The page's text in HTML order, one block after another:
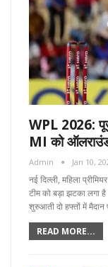
WPL 2026:
MI को
Admin Jan 10,
नई दिल्ली, महिला
टीम को बड़ा झटका लगा
शुरुआती दो हफ्तों में
READ MORE...